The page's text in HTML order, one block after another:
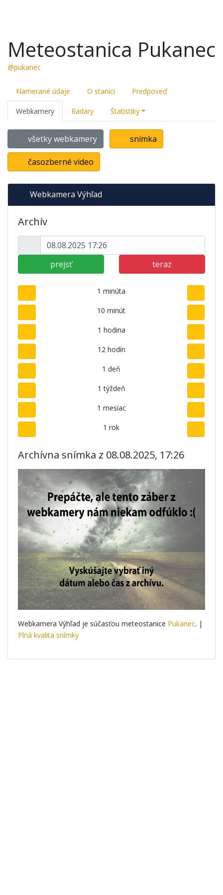
Meteostanica Pukanec
@pukanec
Namerané údaje O stanici Predpoveď
Webkamery Radary Štatistiky
všetky webkamery snímka
časozberné video
Webkamera Výhľad
Archív
prejsť teraz
1 minúta
10 minút
1 hodina
12 hodín
1 deň
1 týždeň
1 mesiac
1 rok
Archívna snímka z 08.08.2025, 17:26
Webkamera Výhľad je súčasťou meteostanice Pukanec. |
Plná kvalita snímky